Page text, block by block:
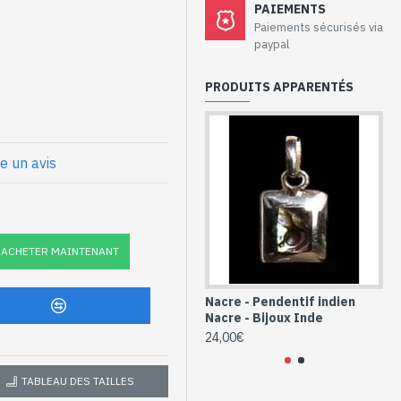
approx de hauteur et
Nacre de
10)
un avis
ACHETER MAINTENANT
TABLEAU DES TAILLES
PAIEMENTS
Paiements sécurisés via
paypal
PRODUITS APPARENTÉS
Nacre - Pendentif indien
Nacre - Bijoux Inde
24,00€